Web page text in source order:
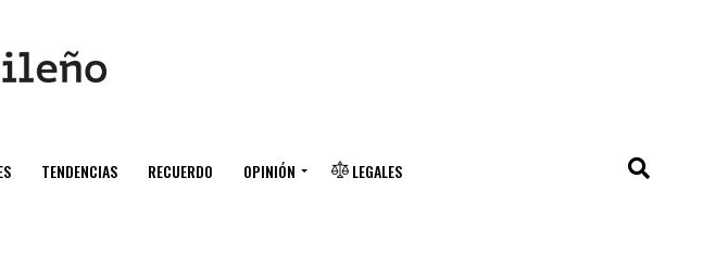
TENDENCIAS RECUERDO OPINIÓN LEGALES